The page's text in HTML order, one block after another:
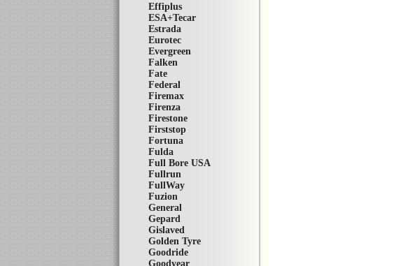
Effiplus
ESA+Tecar
Estrada
Eurotec
Evergreen
Falken
Fate
Federal
Firemax
Firenza
Firestone
Firststop
Fortuna
Fulda
Full Bore USA
Fullrun
FullWay
Fuzion
General
Gepard
Gislaved
Golden Tyre
Goodride
Goodyear